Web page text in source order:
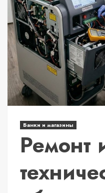
Банки и магазины
Ремонт